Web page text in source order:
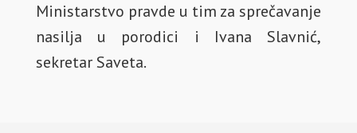
Ministarstvo pravde u tim za sprečavanje
nasilja u porodici i Ivana Slavnić,
sekretar Saveta.